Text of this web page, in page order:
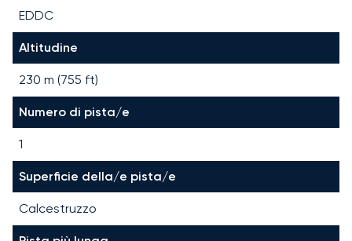
EDDC
Altitudine
230 m (755 ft)
Numero di pista/e
1
Superficie della/e pista/e
Calcestruzzo